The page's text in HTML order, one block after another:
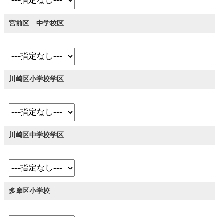
宮前区 中学校区
川崎区小学校学区
川崎区中学校学区
多摩区小学校